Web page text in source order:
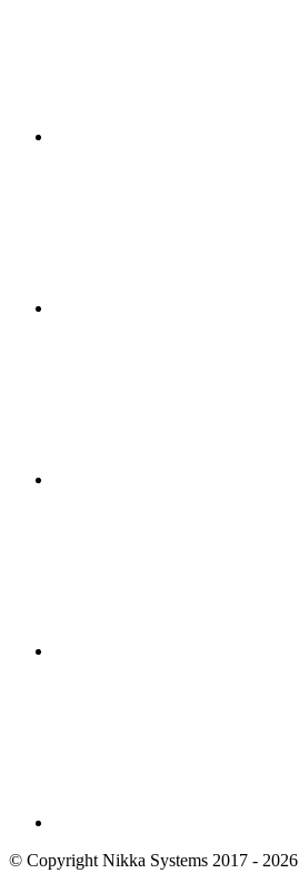
© Copyright Nikka Systems 2017 - 2026